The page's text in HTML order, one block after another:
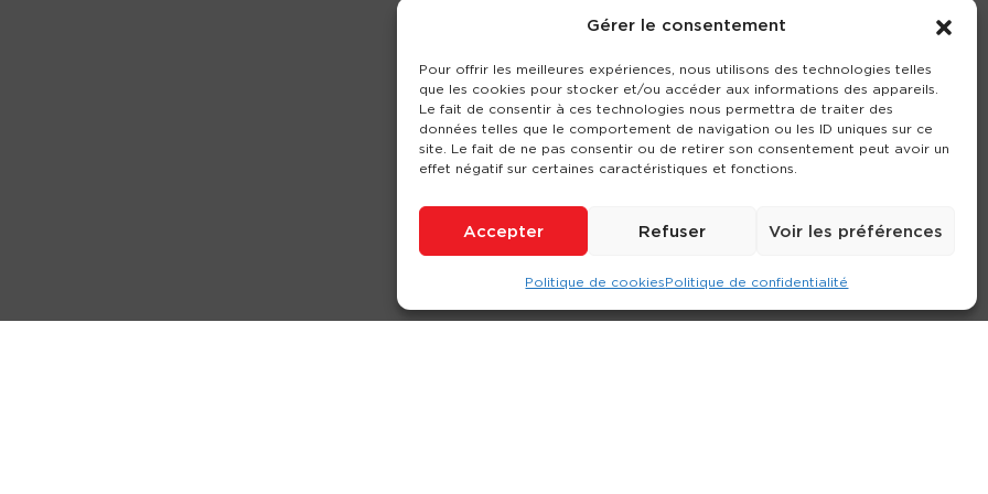
Gérer le consentement
Pour offrir les meilleures expériences, nous utilisons des technologies telles
que les cookies pour stocker et/ou accéder aux informations des appareils.
Le fait de consentir à ces technologies nous permettra de traiter des
données telles que le comportement de navigation ou les ID uniques sur ce
site. Le fait de ne pas consentir ou de retirer son consentement peut avoir un
effet négatif sur certaines caractéristiques et fonctions.
Accepter Refuser Voir les préférences
Politique de cookiesPolitique de confidentialité